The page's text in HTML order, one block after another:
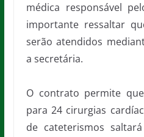
médica responsável
importante ressaltar
serão atendidos
a secretária.
O contrato permite
para 24 cirurgias
de cateterismos